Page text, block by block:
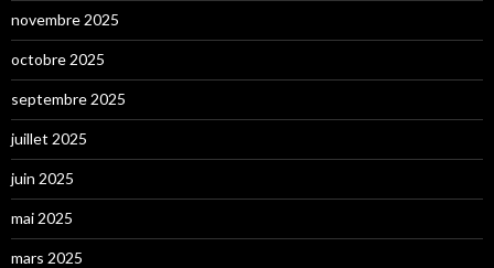
novembre 2025
octobre 2025
septembre 2025
juillet 2025
juin 2025
mai 2025
mars 2025